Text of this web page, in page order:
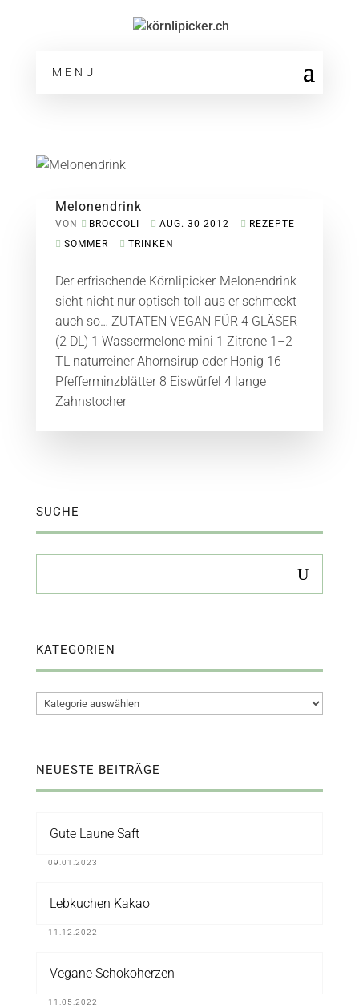
MENU
Melonendrink
VON BROCCOLI AUG. 30 2012
REZEPTE
SOMMER
TRINKEN
Der erfrischende Körnlipicker-Melonendrink
sieht nicht nur optisch toll aus er schmeckt
auch so… ZUTATEN VEGAN FÜR 4 GLÄSER
(2 DL) 1 Wassermelone mini 1 Zitrone 1–2
TL naturreiner Ahornsirup oder Honig 16
Pfefferminzblätter 8 Eiswürfel 4 lange
Zahnstocher
SUCHE
KATEGORIEN
Kategorien
NEUESTE BEITRÄGE
Gute Laune Saft
09.01.2023
Lebkuchen Kakao
11.12.2022
Vegane Schokoherzen
11.05.2022